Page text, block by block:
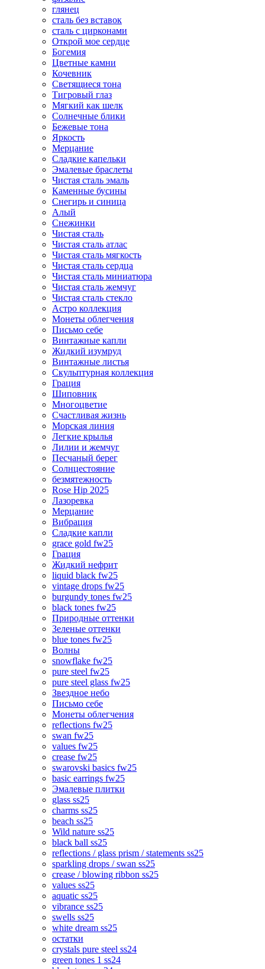
глянец
сталь без вставок
сталь с цирконами
Открой мое сердце
Богемия
Цветные камни
Кочевник
Светящиеся тона
Тигровый глаз
Мягкий как шелк
Солнечные блики
Бежевые тона
Яркость
Мерцание
Сладкие капельки
Эмалевые браслеты
Чистая сталь эмаль
Каменные бусины
Снегирь и синица
Алый
Снежинки
Чистая сталь
Чистая сталь атлас
Чистая сталь мягкость
Чистая сталь сердца
Чистая сталь миниатюра
Чистая сталь жемчуг
Чистая сталь стекло
Астро коллекция
Монеты облегчения
Письмо себе
Винтажные капли
Жидкий изумруд
Винтажные листья
Скульптурная коллекция
Грация
Шиповник
Многоцветие
Счастливая жизнь
Морская линия
Легкие крылья
Лилии и жемчуг
Песчаный берег
Солнцестояние
безмятежность
Rose Hip 2025
Лазоревка
Мерцание
Вибрация
Сладкие капли
grace gold fw25
Грация
Жидкий нефрит
liquid black fw25
vintage drops fw25
burgundy tones fw25
black tones fw25
Природные оттенки
Зеленые оттенки
blue tones fw25
Волны
snowflake fw25
pure steel fw25
pure steel glass fw25
Звездное небо
Письмо себе
Монеты облегчения
reflections fw25
swan fw25
values fw25
crease fw25
swarovski basics fw25
basic earrings fw25
Эмалевые плитки
glass ss25
charms ss25
beach ss25
Wild nature ss25
black ball ss25
reflections / glass prism / statements ss25
sparkling drops / swan ss25
crease / blowing ribbon ss25
values ss25
aquatic ss25
vibrance ss25
swells ss25
white dream ss25
остатки
crystals pure steel ss24
green tones 1 ss24